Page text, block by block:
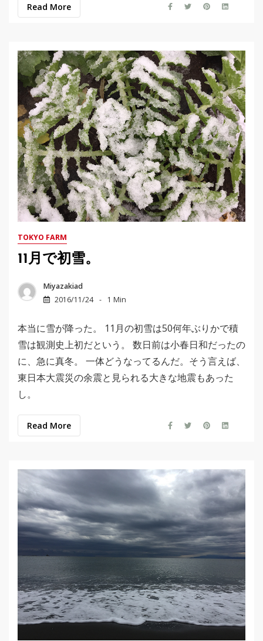
Read More
TOKYO FARM
11月で初雪。
Miyazakiad
2016/11/24
1 Min
本当に雪が降った。 11月の初雪は50何年ぶりかで積
雪は観測史上初だという。 数日前は小春日和だったの
に、急に真冬。 一体どうなってるんだ。そう言えば、
東日本大震災の余震と見られる大きな地震もあった
し。
Read More